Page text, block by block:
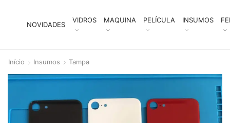
NOVIDADES
VIDROS MAQUINA PELÍCULA INSUMOS
Início Insumos Tampa